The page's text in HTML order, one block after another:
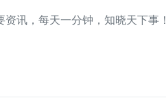
讯，每天一分钟，知晓天下事！